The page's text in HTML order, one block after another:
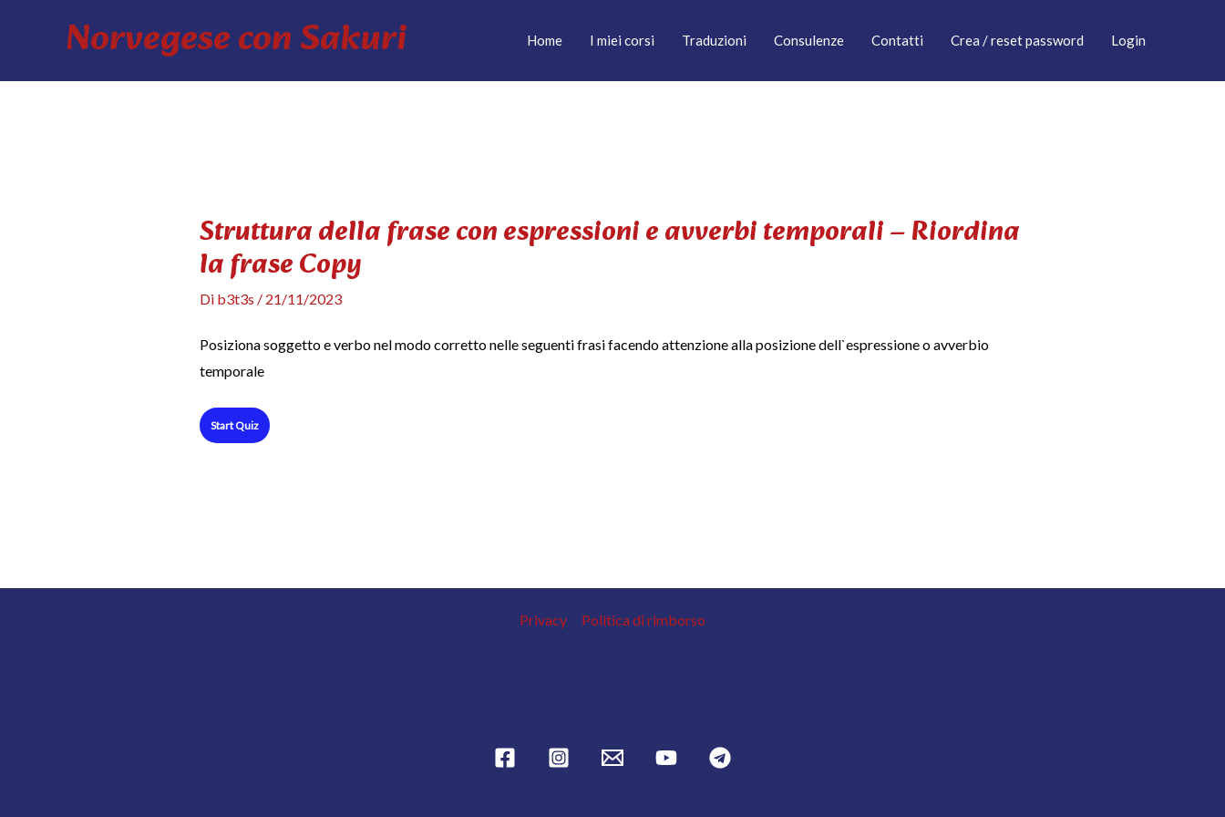
Norvegese con Sakuri Home I miei corsi Traduzioni Consulenze Contatti Crea / reset password Login
Struttura della frase con espressioni e avverbi temporali – Riordina
la frase Copy
Di b3t3s / 21/11/2023
Posiziona soggetto e verbo nel modo corretto nelle seguenti frasi facendo attenzione alla posizione dell`espressione o avverbio
temporale
Privacy Politica di rimborso